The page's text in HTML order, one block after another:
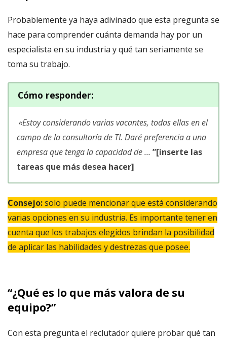
Probablemente ya haya adivinado que esta pregunta se
hace para comprender cuánta demanda hay por un
especialista en su industria y qué tan seriamente se
toma su trabajo.
Cómo responder:
«Estoy considerando varias vacantes, todas ellas en el
campo de la consultoría de TI. Daré preferencia a una
empresa que tenga la capacidad de… ”[inserte las
tareas que más desea hacer]
Consejo:solo puede mencionar que está considerando
varias opciones en su industria. Es importante tener en
cuenta que los trabajos elegidos brindan la posibilidad
de aplicar las habilidades y destrezas que posee.
“¿Qué es lo que más valora de su
equipo?”
Con esta pregunta el reclutador quiere probar qué tan